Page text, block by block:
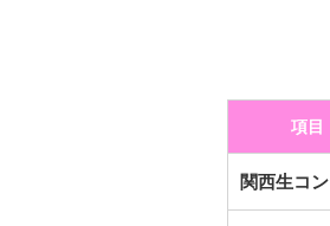
項目
関西生コン